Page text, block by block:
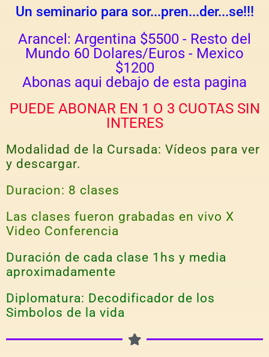
Un seminario para sor...pren...der...se!!!
Arancel: Argentina $5500 - Resto del
Mundo 60 Dolares/Euros - Mexico
$1200
Abonas aqui debajo de esta pagina
PUEDE ABONAR EN 1 O 3 CUOTAS SIN
INTERES
Modalidad de la Cursada: Vídeos para ver
y descargar.
Duracion: 8 clases
Las clases fueron grabadas en vivo X
Video Conferencia
Duración de cada clase 1hs y media
aproximadamente
Diplomatura: Decodificador de los
Simbolos de la vida